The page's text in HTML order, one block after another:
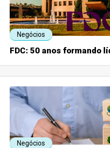
Negócios
FDC: 50 anos formando
Negócios